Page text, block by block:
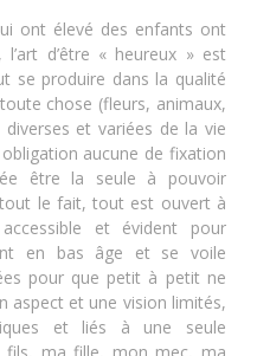
ont élevé des enfants ont
d’être « heureux » est
se produire dans la qualité
chose (fleurs, animaux,
et variées de la vie
aucune de fixation
être la seule à pouvoir
le fait, tout est ouvert à
et évident pour
en bas âge et se voile
pour que petit à petit ne
aspect et une vision limités,
et liés à une seule